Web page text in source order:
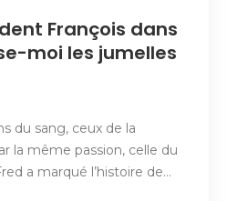
François dans
moi les jumelles
du sang, ceux de la
la même passion, celle du
a marqué l’histoire de…